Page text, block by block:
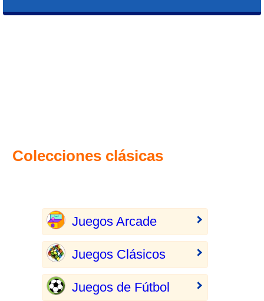
Colecciones clásicas
Juegos Arcade
Juegos Clásicos
Juegos de Fútbol